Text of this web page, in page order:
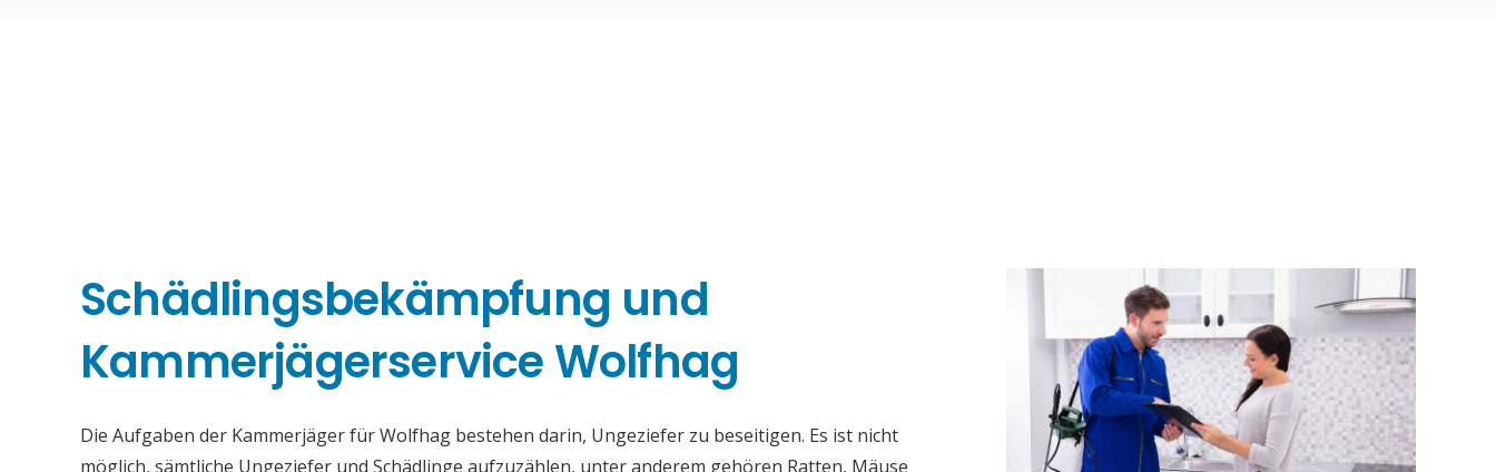
Schädlingsbekämpfung und
Kammerjägerservice Wolfhag
Die Aufgaben der Kammerjäger für Wolfhag bestehen darin, Ungeziefer zu beseitigen. Es ist nicht
möglich, sämtliche Ungeziefer und Schädlinge aufzuzählen, unter anderem gehören Ratten, Mäuse